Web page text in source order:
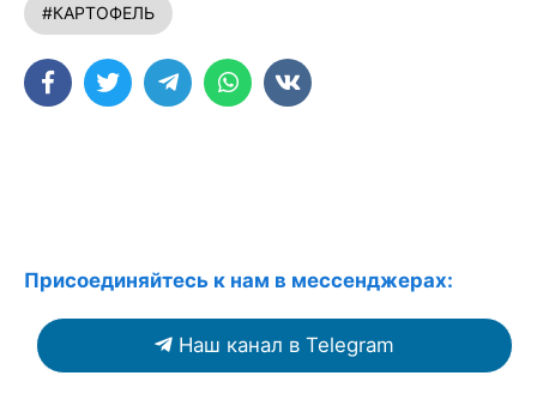
#КАРТОФЕЛЬ
Присоединяйтесь к нам в мессенджерах:
Наш канал в Telegram